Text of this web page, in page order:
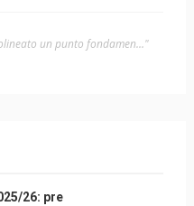
un punto fondamen..."
26: pre